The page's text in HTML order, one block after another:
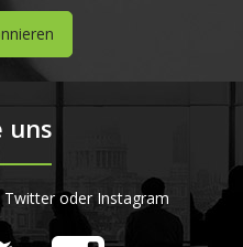
uns
oder Instagram